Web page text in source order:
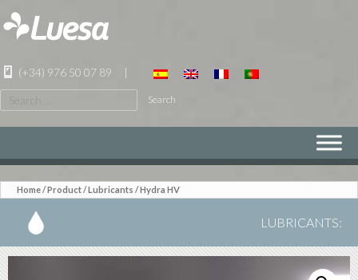
(+34) 976 50 07 89
|
for:
TO
Home /Product /Lubricants / Hydra HV
LUBRICANTS: